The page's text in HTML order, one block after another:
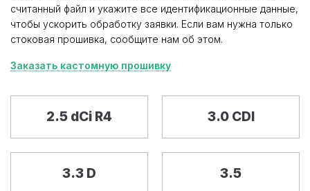
считанный файл и укажите все идентификационные данные,
чтобы ускорить обработку заявки. Если вам нужна только
стоковая прошивка, сообщите нам об этом.
Заказать кастомную прошивку
2.5 dCi R4 3.0 CDI
3.3 D 3.5